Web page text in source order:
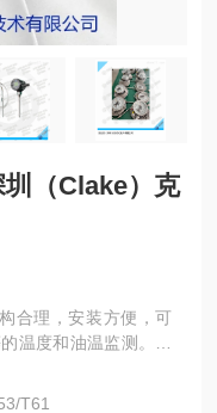
（Clake）克
合理，安装方便，可
温度和油温监测。可
号输出，便于及时可
T61